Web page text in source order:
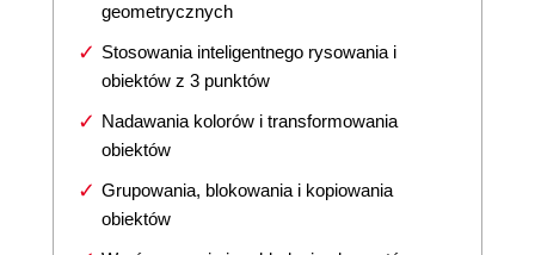
geometrycznych
Stosowania inteligentnego rysowania i
obiektów z 3 punktów
Nadawania kolorów i transformowania
obiektów
Grupowania, blokowania i kopiowania
obiektów